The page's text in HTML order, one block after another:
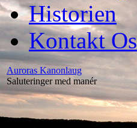
Historien
Kontakt Os
Auroras Kanonlaug
Saluteringer med manér